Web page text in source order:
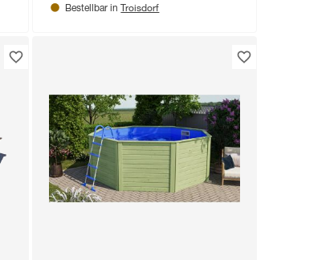
Bestellbar in Troisdorf